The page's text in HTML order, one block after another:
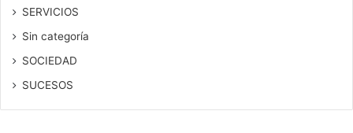
SERVICIOS
Sin categoría
SOCIEDAD
SUCESOS